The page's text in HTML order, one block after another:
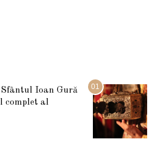
01
Ioan Gură
complet al